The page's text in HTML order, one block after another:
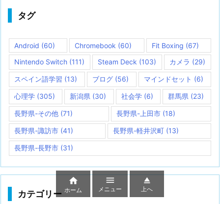
タグ
Android (60) Chromebook (60) Fit Boxing (67)
Nintendo Switch (111) Steam Deck (103) カメラ (29)
スペイン語学習 (13) ブログ (56) マインドセット (6)
心理学 (305) 新潟県 (30) 社会学(6) 群馬県 (23)
長野県-その他 (71) 長野県-上田市(18)
長野県-諏訪市 (41) 長野県-軽井沢町 (13)
長野県-長野市 (31)
カテゴリー

ホーム

メニュー

上へ